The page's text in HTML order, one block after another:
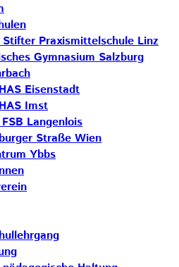
Praxismittelschule Linz
Gymnasium Salzburg
Eisenstadt
Imst
Langenlois
Straße Wien
Ybbs